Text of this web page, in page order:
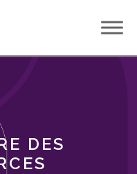
DES